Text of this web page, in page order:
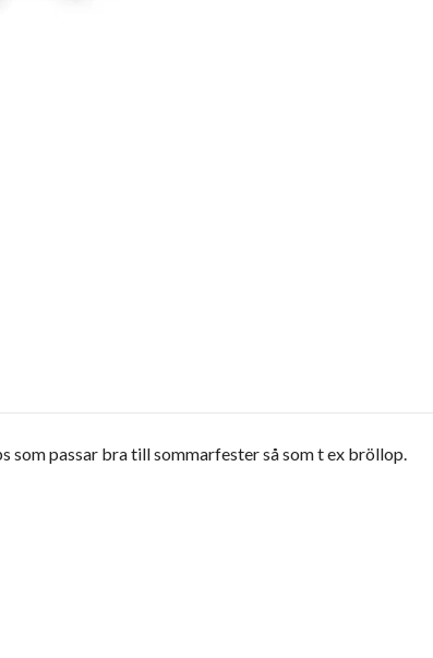
som passar bra till sommarfester så som t ex bröllop.